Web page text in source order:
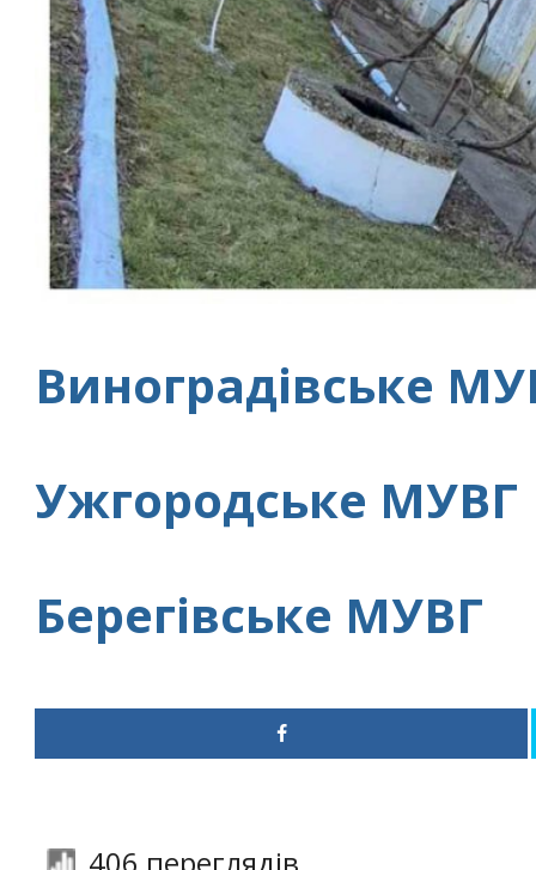
Виноградівське
Ужгородське МУВГ
Берегівське МУВГ